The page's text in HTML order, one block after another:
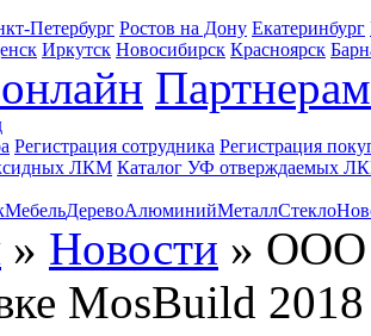
Петербург Ростов на Дону Екатеринбург
Иркутск Новосибирск Красноярск
Партнерам
Регистрация сотрудника Регистрация
ЛКМ Каталог УФ отверждаемых
МебельДеревоАлюминийМеталлСтекло
» Новости » ООО
MosBuild 2018